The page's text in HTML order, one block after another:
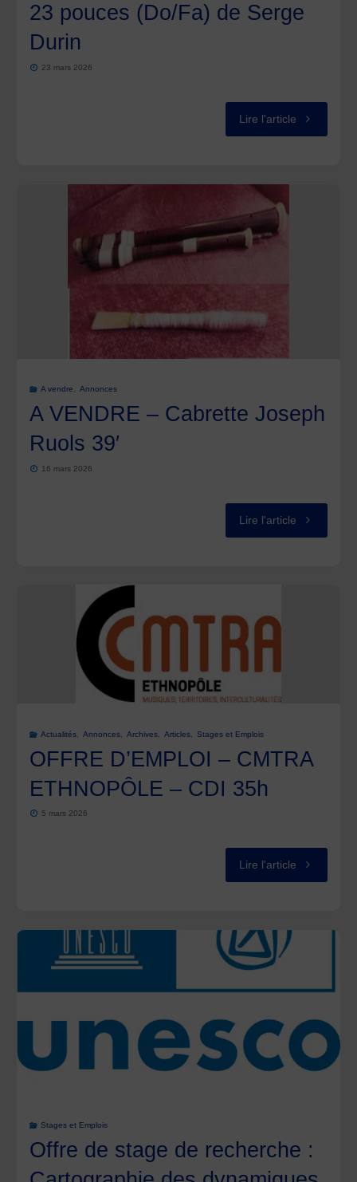
23 pouces (Do/Fa) de Serge
Durin
23 mars 2026
Lire l'article"A
Durin"
A vendre, Annonces
A VENDRE – Cabrette Joseph
Ruols 39′
16 mars 2026
Lire l'article"A
Actualités Annonces Archives Articles Stages et Emplois
OFFRE D’EMPLOI – CMTRA
ETHNOPÔLE – CDI 35h
5 mars 2026
Lire l'article"OFFRE
CDI
Stages et Emplois
Offre de stage de recherche :